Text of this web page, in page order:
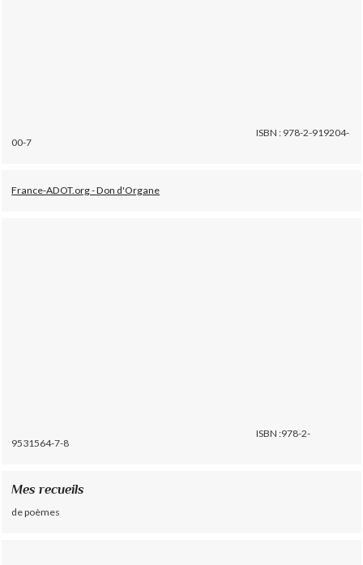
ISBN : 978-2-919204-
00-7
France-ADOT.org - Don d'Organe
ISBN :978-2-
9531564-7-8
Mes recueils
de poèmes